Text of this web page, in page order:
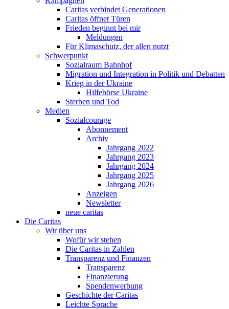
Caritas verbindet Generationen
Caritas öffnet Türen
Frieden beginnt bei mir
Meldungen
Für Klimaschutz, der allen nutzt
Schwerpunkt
Sozialraum Bahnhof
Migration und Integration in Politik und Debatten
Krieg in der Ukraine
Hilfebörse Ukraine
Sterben und Tod
Medien
Sozialcourage
Abonnement
Archiv
Jahrgang 2022
Jahrgang 2023
Jahrgang 2024
Jahrgang 2025
Jahrgang 2026
Anzeigen
Newsletter
neue caritas
Die Caritas
Wir über uns
Wofür wir stehen
Die Caritas in Zahlen
Transparenz und Finanzen
Transparenz
Finanzierung
Spendenwerbung
Geschichte der Caritas
Leichte Sprache